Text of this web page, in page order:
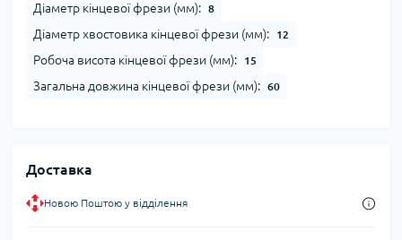
Діаметр кінцевої фрези (мм): 8
Діаметр хвостовика кінцевої фрези (мм): 12
Робоча висота кінцевої фрези (мм): 15
Загальна довжина кінцевої фрези (мм): 60
Доставка
Новою Поштою у відділення